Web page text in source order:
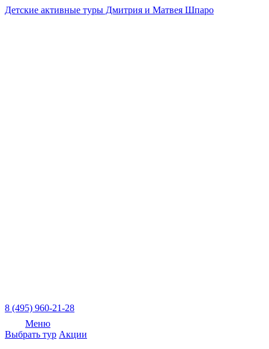
Детские активные туры Дмитрия и Матвея Шпаро
8 (495) 960-21-28
Меню
Выбрать тур Акции